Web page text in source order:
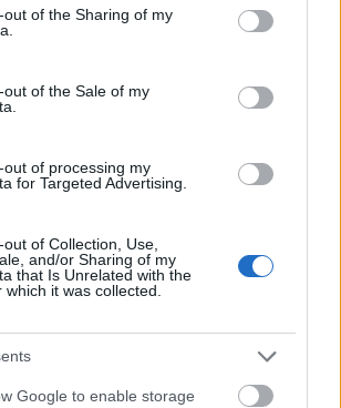
visit or usage behaviour. You may click to
to Google and its third-party tags to
specified purposes in below Google
out of the Sharing of my
out of the Sale of my
out of processing my
for Targeted Advertising.
of Collection, Use,
and/or Sharing of my
that Is Unrelated with the
it was collected.
Google to enable storage
i użycie pojęcia klif fiskalny
również hasła
sylogizm